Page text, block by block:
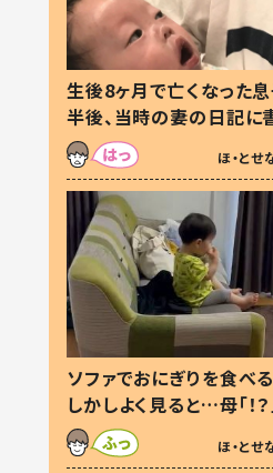
生後8ヶ月で亡くなった
半後、当時の妻の日記に
た本音とは
ほ・と
ソファでおにぎりを食べ
しかしよく見ると…母「！
察した母の投稿に「可愛
す！」「現行犯〜」
ほ・と